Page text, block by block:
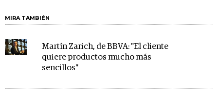
MIRA TAMBIÉN
Martín Zarich, de BBVA: "El cliente
quiere productos mucho más
sencillos"